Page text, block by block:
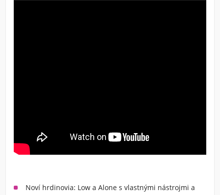
Noví hrdinovia: Low a Alone s vlastnými nástrojmi a